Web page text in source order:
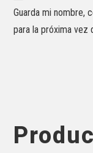
Guarda mi nombre,
para la próxima vez